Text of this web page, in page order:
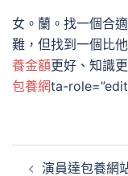
女。蘭。找一個合
難，但找到一個比
養金額更好、知識
包養網ta-
演員達包養網